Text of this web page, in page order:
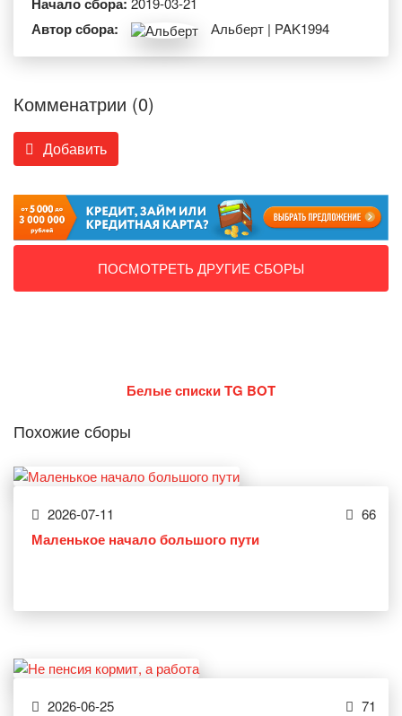
Автор сбора: Альберт | PAK1994
Комменатрии (0)
Добавить
ПОСМОТРЕТЬ ДРУГИЕ СБОРЫ
Белые списки TG BOT
Похожие сборы
2026-07-11 66
Маленькое начало большого пути
2026-06-25 71